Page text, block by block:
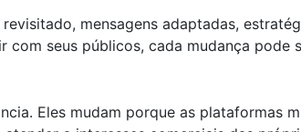
mensagens adaptadas,
com seus públicos, cada mudança
Eles mudam porque as plataformas